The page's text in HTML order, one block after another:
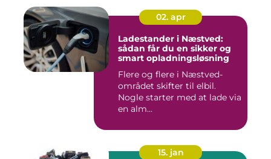
02. apr
Ladestander i Næstved:
sådan får du en sikker og
smart opladningsløsning
Flere og flere i Næstved-
området skifter til elbil.
Nogle starter med at lade via
en alm...
15. jan